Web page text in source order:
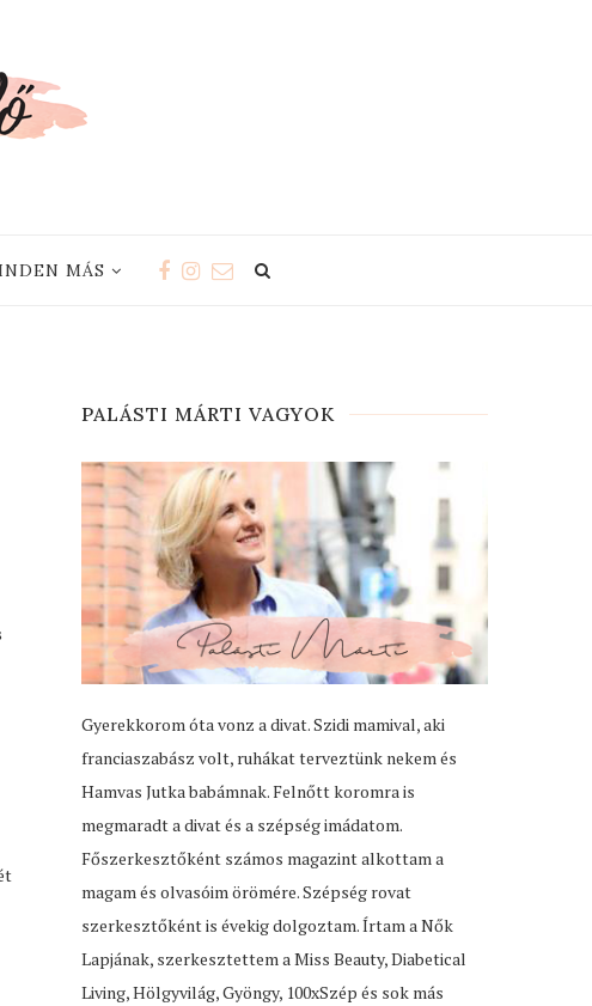
MÁS
PALÁSTI MÁRTI VAGYOK
Gyerekkorom óta vonz a divat. Szidi mamival, aki
franciaszabász volt, ruhákat terveztünk nekem és
Hamvas Jutka babámnak. Felnőtt koromra is
megmaradt a divat és a szépség imádatom.
Főszerkesztőként számos magazint alkottam a
magam és olvasóim örömére. Szépség rovat
szerkesztőként is évekig dolgoztam. Írtam a Nők
Lapjának, szerkesztettem a Miss Beauty, Diabetical
Living, Hölgyvilág, Gyöngy, 100xSzép és sok más